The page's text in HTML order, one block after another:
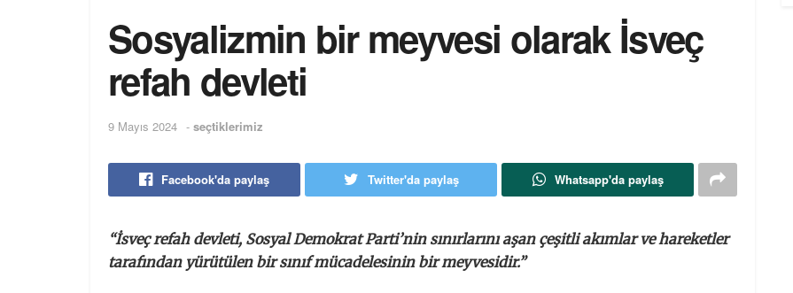
Sosyalizmin bir meyvesi olarak İsveç
refah devleti
9 Mayıs 2024 - seçtiklerimiz
Facebook'da paylaş Twitter'da paylaş Whatsapp'da paylaş
“İsveç refah devleti, Sosyal Demokrat Parti’nin sınırlarını aşan çeşitli akımlar ve hareketler
tarafından yürütülen bir sınıf mücadelesinin bir meyvesidir.”